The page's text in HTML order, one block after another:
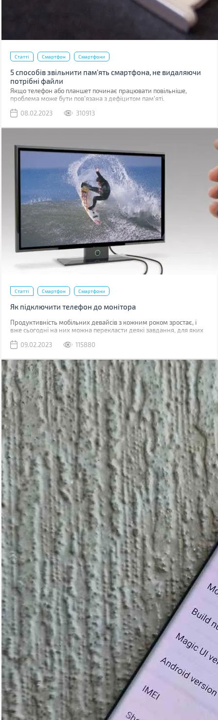
Статті Смартфон Смартфони
5 способів звільнити пам’ять смартфона, не видаляючи
потрібні файли
Якщо телефон або планшет починає працювати повільніше,
проблема може бути пов'язана з дефіцитом пам'яті.
08.02.2023
310913
Статті Смартфон Смартфони
Як підключити телефон до монітора
Продуктивність мобільних девайсів з кожним роком зростає, і
вже сьогодні на них можна перекласти деякі завдання, для яких
09.02.2023
115880